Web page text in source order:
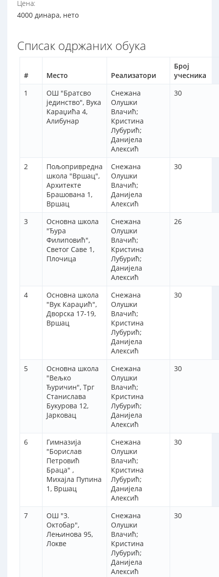
Цена:
4000 динара, нето
Списак одржаних обука
# Место Реализатори
Број
учесника
1
ОШ "Братсво
јединство", Вука
Караџића 4,
Алибунар
Снежана
Олушки
Влачић;
Кристина
Лубурић;
Данијела
Алексић
30
2
Пољопривредна
школа "Вршац",
Архитекте
Брашована 1,
Вршац
Снежана
Олушки
Влачић;
Данијела
Алексић
30
3
Основна школа
"Ђура
Филиповић",
Светог Саве 1,
Плочица
Снежана
Олушки
Влачић;
Кристина
Лубурић;
Данијела
Алексић
26
4
Основна школа
"Вук Караџић",
Дворска 17-19,
Вршац
Снежана
Олушки
Влачић;
Кристина
Лубурић;
Данијела
Алексић
30
5
Основна школа
"Вељко
Ђуричин", Трг
Станислава
Букурова 12,
Јарковац
Снежана
Олушки
Влачић;
Кристина
Лубурић;
Данијела
Алексић
30
6
Гимназија
"Борислав
Петровић
Браца" ,
Михајла Пупина
1, Вршац
Снежана
Олушки
Влачић;
Кристина
Лубурић;
Данијела
Алексић
30
7
ОШ "3.
Октобар",
Лењинова 95,
Локве
Снежана
Олушки
Влачић;
Кристина
Лубурић;
Данијела
Алексић
30